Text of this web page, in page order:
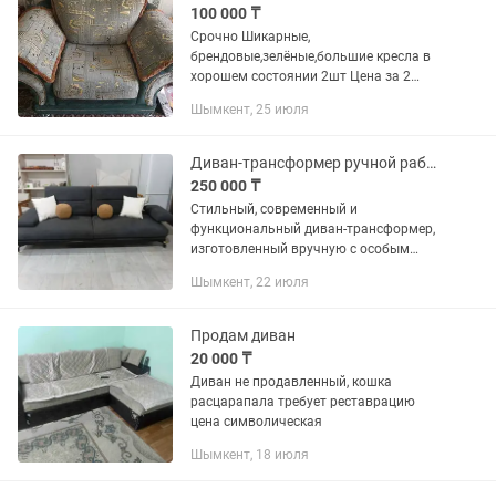
100 000 ₸
Срочно Шикарные,
брендовые,зелёные,большие кресла в
хорошем состоянии 2шт Цена за 2
Турция Материал: велюр или микро
Шымкент, 25 июля
Диван-трансформер ручной работы новый!
250 000 ₸
Стильный, современный и
функциональный диван-трансформер,
изготовленный вручную с особым
Абсолютно новый ✔️ Качественные
конструкция ✔️...
Шымкент, 22 июля
Продам диван
20 000 ₸
Диван не продавленный, кошка
расцарапала требует реставрацию
цена символическая
Шымкент, 18 июля